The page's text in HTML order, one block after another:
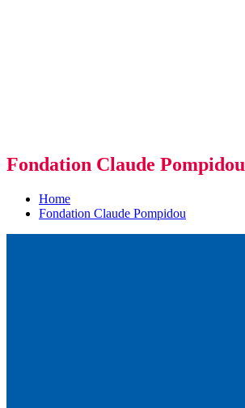
Fondation Claude Pompidou
Home
Fondation Claude Pompidou